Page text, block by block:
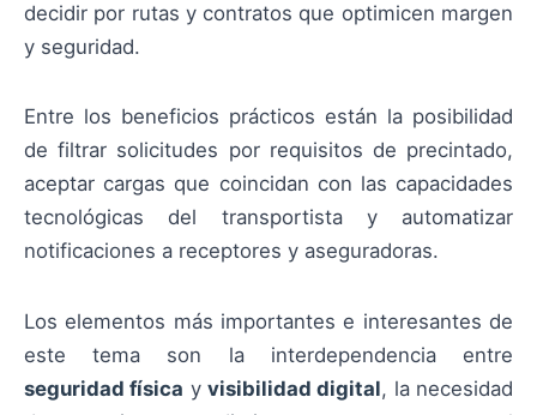
decidir por rutas y contratos que optimicen margen
y seguridad.
Entre los beneficios prácticos están la posibilidad
de filtrar solicitudes por requisitos de precintado,
aceptar cargas que coincidan con las capacidades
tecnológicas del transportista y automatizar
notificaciones a receptores y aseguradoras.
Los elementos más importantes e interesantes de
este tema son la interdependencia entre
seguridad física yvisibilidad digital, la necesidad